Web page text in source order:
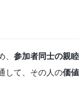
、 参加者同士の親
して、その人の価